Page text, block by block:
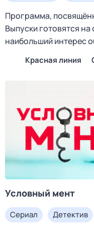
Программа,
Выпуски готовятся
наибольший интерес
Красная линия
Условный мент
Сериал Детектив